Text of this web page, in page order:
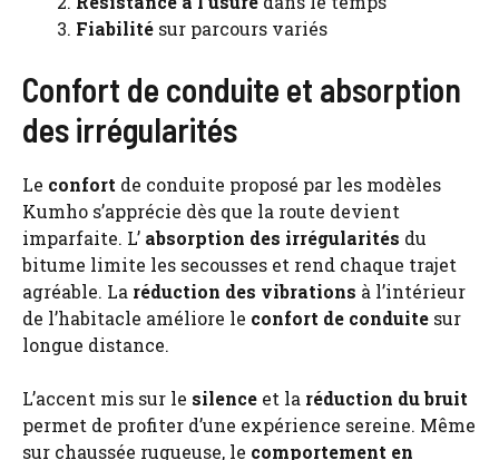
Fiabilité sur parcours variés
Confort de conduite et absorption
des irrégularités
Le confort de conduite proposé par les modèles
Kumho s’apprécie dès que la route devient
imparfaite. L’ absorption des irrégularités du
bitume limite les secousses et rend chaque trajet
agréable. La réduction des vibrations à l’intérieur
de l’habitacle améliore le confort de conduite sur
longue distance.
L’accent mis sur le silence et la réduction du bruit
permet de profiter d’une expérience sereine. Même
sur chaussée rugueuse, le comportement en